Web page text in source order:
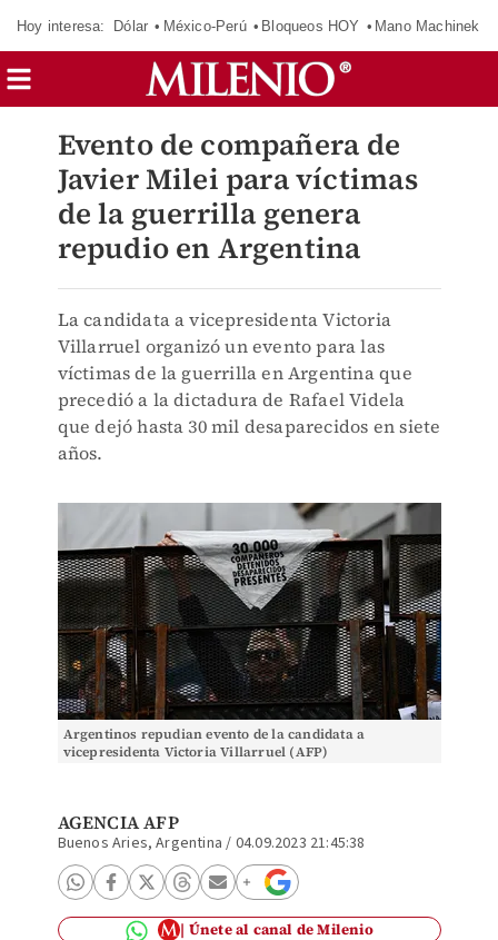
Hoy interesa: Dólar México-Perú Bloqueos HOY Mano Machinek
Evento de compañera de
Javier Milei para víctimas
de la guerrilla genera
repudio en Argentina
La candidata a vicepresidenta Victoria
Villarruel organizó un evento para las
víctimas de la guerrilla en Argentina que
precedió a la dictadura de Rafael Videla
que dejó hasta 30 mil desaparecidos en siete
años.
Argentinos repudian evento de la candidata a
vicepresidenta Victoria Villarruel (AFP)
AGENCIA AFP
Buenos Aries, Argentina / 04.09.2023 21:45:38
Únete al canal de Milenio